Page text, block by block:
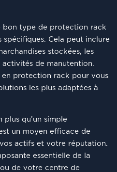
bon type de protection rack
Cela peut inclure
stockées, les
de manutention.
en protection rack pour vous
les plus adaptées à
plus qu’un simple
un moyen efficace de
actifs et votre réputation.
essentielle de la
de votre centre de